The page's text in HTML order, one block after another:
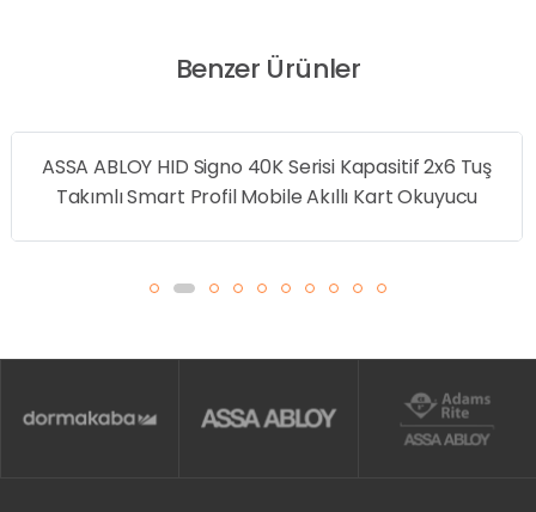
Benzer Ürünler
ASSA ABLOY HID Signo 40K Serisi Kapasitif 2x6 Tuş
Takımlı Smart Profil Mobile Akıllı Kart Okuyucu